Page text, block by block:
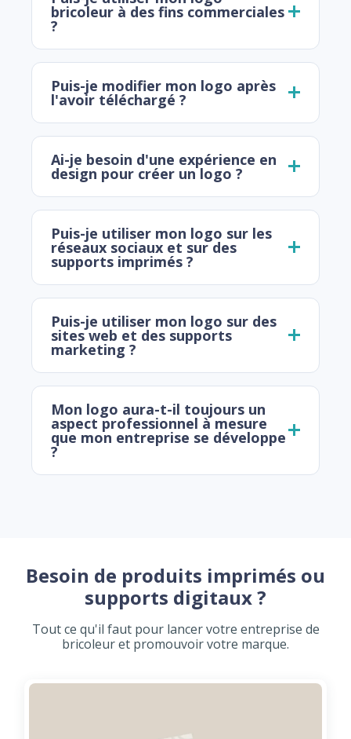
bricoleur à des fins commerciales
?
Puis-je modifier mon logo après
l'avoir téléchargé ?
Ai-je besoin d'une expérience en
design pour créer un logo ?
Puis-je utiliser mon logo sur les
réseaux sociaux et sur des
supports imprimés ?
Puis-je utiliser mon logo sur des
sites web et des supports
marketing ?
Mon logo aura-t-il toujours un
aspect professionnel à mesure
que mon entreprise se développe
?
Besoin de produits imprimés ou
supports digitaux ?
Tout ce qu'il faut pour lancer votre entreprise de
bricoleur et promouvoir votre marque.